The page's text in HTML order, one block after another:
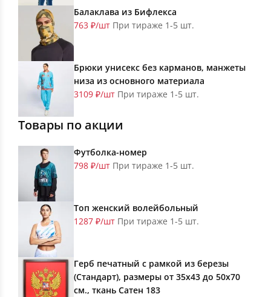
Балаклава из Бифлекса
763 ₽/шт При тираже 1-5 шт.
Брюки унисекс без карманов, манжеты
низа из основного материала
3109 ₽/шт При тираже 1-5 шт.
Товары по акции
Футболка-номер
798 ₽/шт При тираже 1-5 шт.
Топ женский волейбольный
1287 ₽/шт При тираже 1-5 шт.
Герб печатный с рамкой из березы
(Стандарт), размеры от 35х43 до 50х70
см., ткань Сатен 183